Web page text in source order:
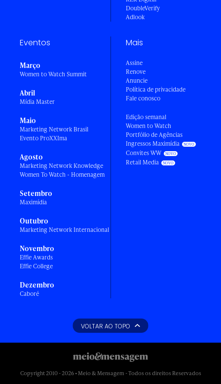
DoubleVerify
Adlook
Eventos
Março
Women to Watch Summit
Abril
Mídia Master
Maio
Marketing Network Brasil
Evento ProXXIma
Agosto
Marketing Network Knowledge
Women To Watch - Homenagem
Setembro
Maximídia
Outubro
Marketing Network Internacional
Novembro
Effie Awards
Effie College
Dezembro
Caboré
Mais
Assine
Renove
Anuncie
Política de privacidade
Fale conosco
Edição semanal
Women to Watch
Portfólio de Agências
Ingressos Maximídia
Convites WW
Retail Media
VOLTAR AO TOPO
Copyright 2010 - 2026 • Meio & Mensagem - Todos os direitos Reservados